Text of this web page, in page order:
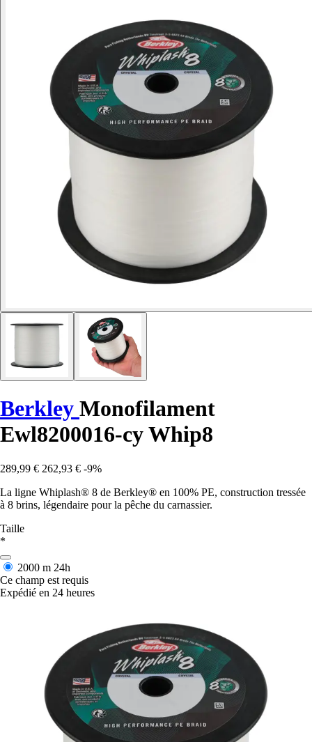
Berkley Monofilament
Ewl8200016-cy Whip8
289,99 € 262,93 € -9%
La ligne Whiplash® 8 de Berkley® en 100% PE, construction tressée
à 8 brins, légendaire pour la pêche du carnassier.
Taille
*
2000 m 24h
Ce champ est requis
Expédié en 24 heures